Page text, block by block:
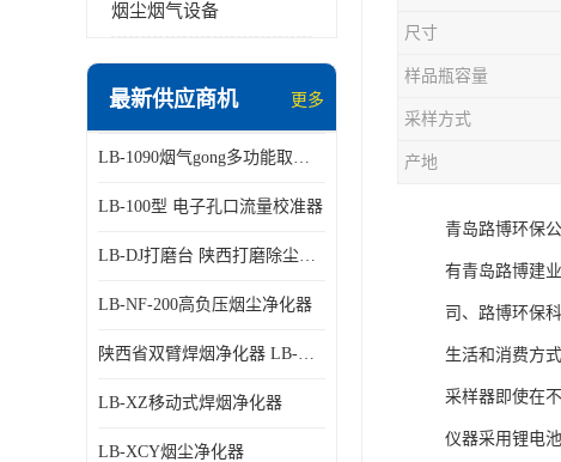
烟尘烟气设备
最新供应商机 更多
LB-1090烟气gong多功能取样管
LB-100型 电子孔口流量校准器
LB-DJ打磨台 陕西打磨除尘平台
LB-NF-200高负压烟尘净化器
陕西省双臂焊烟净化器 LB-XZX
LB-XZ移动式焊烟净化器
LB-XCY烟尘净化器
尺寸
样品瓶容量
采样方式
产地
青岛路博环保
有青岛路博建
司、路博环保
生活和消费方式
采样器即使在
仪器采用锂电